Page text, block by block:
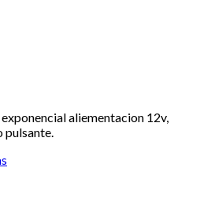
aliementacion 12v,
pulsante.